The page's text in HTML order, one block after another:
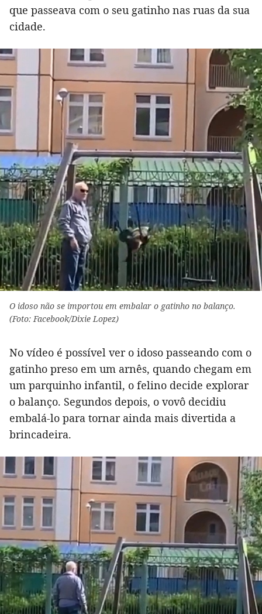
que passeava com o seu gatinho nas ruas da sua
cidade.
O idoso não se importou em embalar o gatinho no balanço.
(Foto: Facebook/Dixie Lopez)
No vídeo é possível ver o idoso passeando com o
gatinho preso em um arnês, quando chegam em
um parquinho infantil, o felino decide explorar
o balanço. Segundos depois, o vovô decidiu
embalá-lo para tornar ainda mais divertida a
brincadeira.